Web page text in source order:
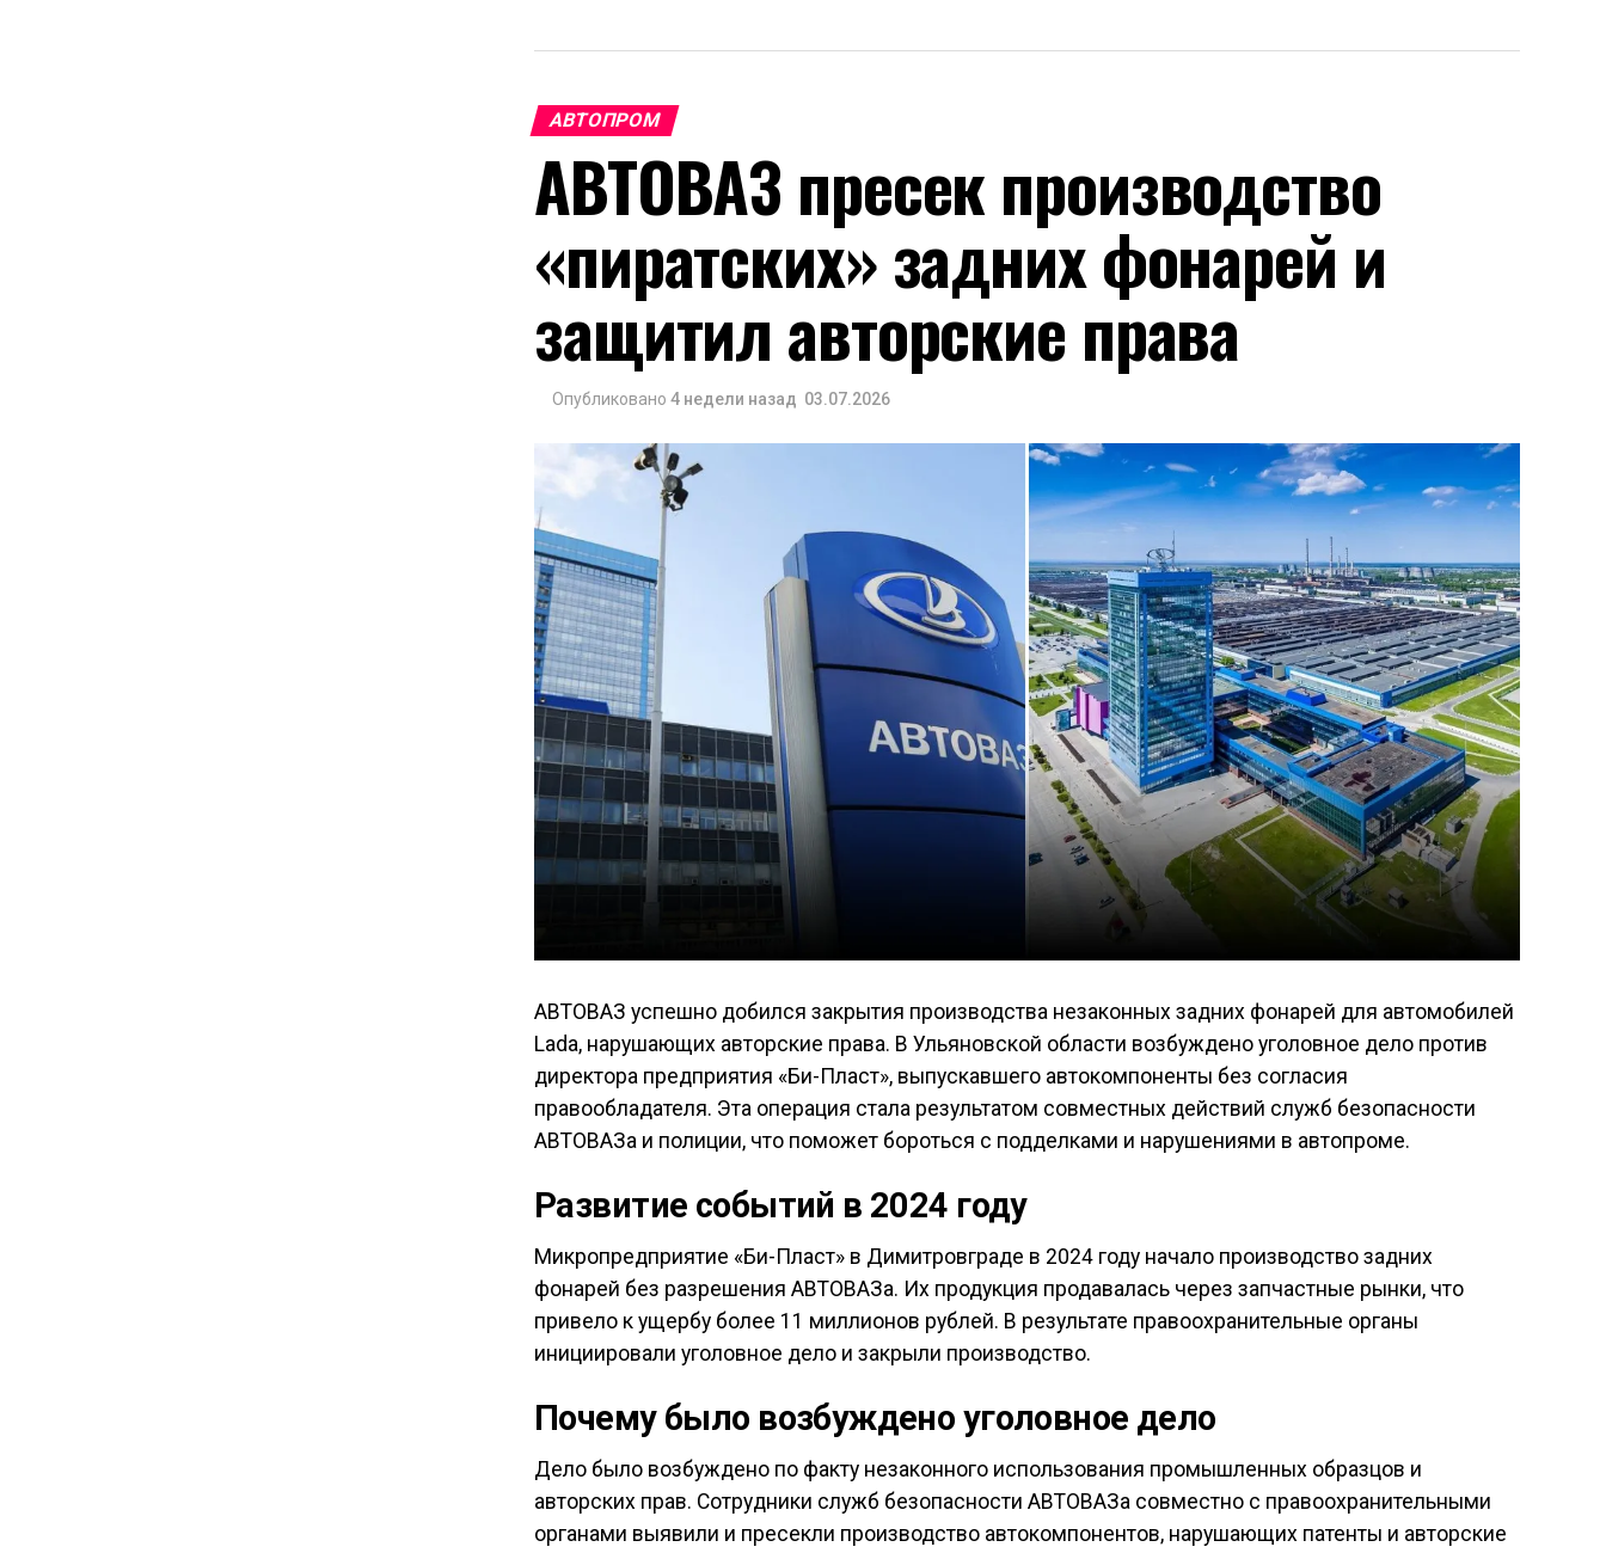
АВТОПРОМ
АВТОВАЗ пресек производство
«пиратских» задних фонарей и
защитил авторские права
Опубликовано 4 недели назад 03.07.2026
АВТОВАЗ успешно добился закрытия производства незаконных задних фонарей для автомобилей
Lada, нарушающих авторские права. В Ульяновской области возбуждено уголовное дело против
директора предприятия «Би-Пласт», выпускавшего автокомпоненты без согласия
правообладателя. Эта операция стала результатом совместных действий служб безопасности
АВТОВАЗа и полиции, что поможет бороться с подделками и нарушениями в автопроме.
Развитие событий в 2024 году
Микропредприятие «Би-Пласт» в Димитровграде в 2024 году начало производство задних
фонарей без разрешения АВТОВАЗа. Их продукция продавалась через запчастные рынки, что
привело к ущербу более 11 миллионов рублей. В результате правоохранительные органы
инициировали уголовное дело и закрыли производство.
Почему было возбуждено уголовное дело
Дело было возбуждено по факту незаконного использования промышленных образцов и
авторских прав. Сотрудники служб безопасности АВТОВАЗа совместно с правоохранительными
органами выявили и пресекли производство автокомпонентов, нарушающих патенты и авторские